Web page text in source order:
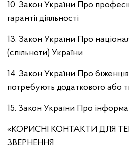
10. Закон України Про
гарантії діяльності
13. Закон України Про
(спільноти) України
14. Закон України Про біженців
потребують додаткового або
15. Закон України Про
«КОРИСНІ КОНТАКТИ ДЛЯ
ЗВЕРНЕННЯ